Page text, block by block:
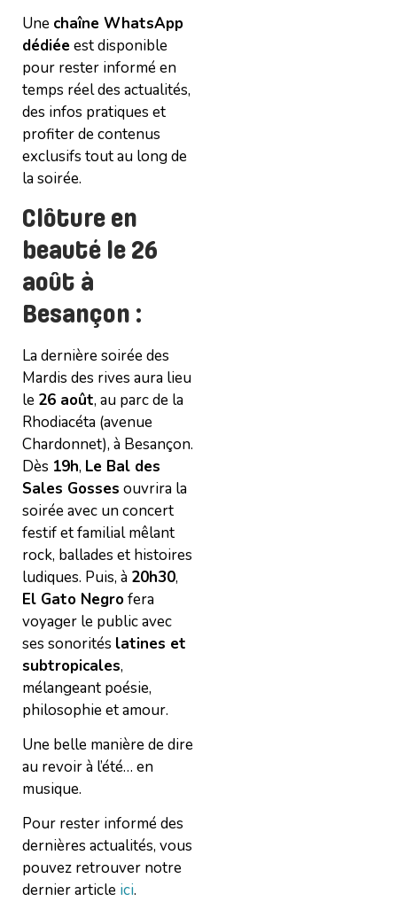
Une chaîne WhatsApp
dédiée est disponible
pour rester informé en
temps réel des actualités,
des infos pratiques et
profiter de contenus
exclusifs tout au long de
la soirée.
Clôture en
beauté le 26
août à
Besançon :
La dernière soirée des
Mardis des rives aura lieu
le 26 août, au parc de la
Rhodiacéta (avenue
Chardonnet), à Besançon.
Dès 19h, Le Bal des
Sales Gosses ouvrira la
soirée avec un concert
festif et familial mêlant
rock, ballades et histoires
ludiques. Puis, à 20h30,
El Gato Negrofera
voyager le public avec
ses sonorités latines et
subtropicales,
mélangeant poésie,
philosophie et amour.
Une belle manière de dire
au revoir à l’été… en
musique.
Pour rester informé des
dernières actualités, vous
pouvez retrouver notre
dernier article ici.